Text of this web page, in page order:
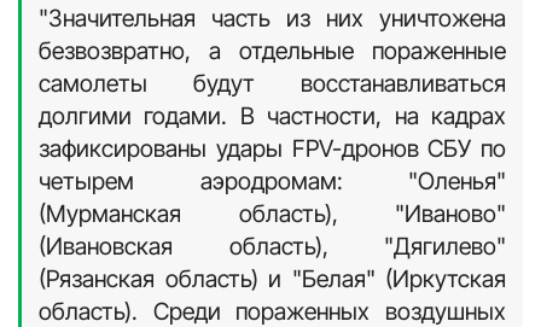
"Значительная часть из них уничтожена
безвозвратно, а отдельные пораженные
самолеты будут восстанавливаться
долгими годами. В частности, на кадрах
зафиксированы удары FPV-дронов СБУ по
четырем аэродромам: "Оленья"
(Мурманская область), "Иваново"
(Ивановская область), "Дягилево"
(Рязанская область) и "Белая" (Иркутская
область). Среди пораженных воздушных